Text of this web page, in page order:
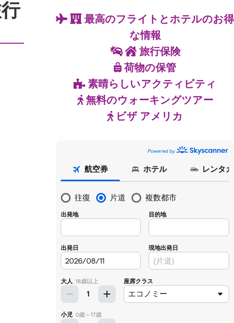
最高のフライトとホテルのお得
な情報
旅行保険
荷物の保管
素晴らしいアクティビティ
無料のウォーキングツアー
ビザ アメリカ